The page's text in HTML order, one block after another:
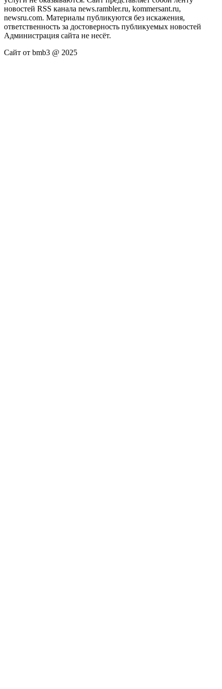
новостей RSS канала news.rambler.ru, kommersant.ru,
newsru.com. Материалы публикуются без искажения,
ответственность за достоверность публикуемых новостей
Администрация сайта не несёт.
Сайт от bmb3 @ 2025